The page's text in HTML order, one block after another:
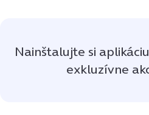
Nainštalujte si aplikáciu
exkluzívne